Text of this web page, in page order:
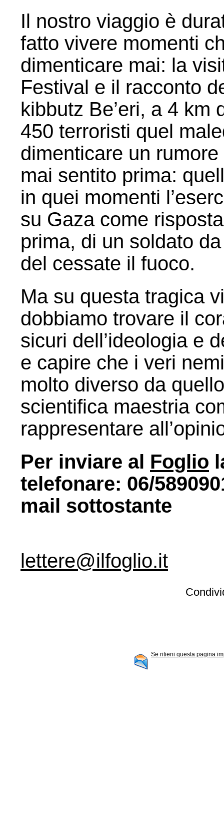
Il nostro viaggio è
fatto vivere momenti
dimenticare mai: la
Festival e il racconto
kibbutz Be’eri, a 4 km
450 terroristi quel
dimenticare un
mai sentito prima:
in quei momenti
su Gaza come
prima, di un soldato
del cessate il fuoco.
Ma su questa tragica
dobbiamo trovare il
sicuri dell’ideologia e
e capire che i veri
molto diverso da
scientifica maestria
rappresentare
Per inviare al Foglio
telefonare: 06/
mail sottostante
lettere@ilfoglio.it
Se ritieni questa pagina